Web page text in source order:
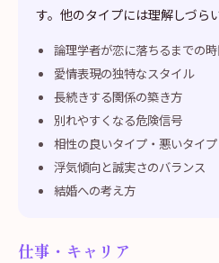
す。他のタイプには理解しづら
論理学者が恋に落ちるまでの
愛情表現の独特なスタイル
長続きする関係の築き方
別れやすくなる危険信号
相性の良いタイプ・悪いタイプ
浮気傾向と誠実さのバランス
結婚への考え方
仕事・キャリア